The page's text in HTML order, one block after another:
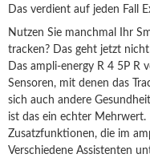
Das verdient auf jeden Fall
Nutzen Sie manchmal Ihr
tracken? Das geht jetzt
Das ampli-energy R 4 5P R
Sensoren, mit denen das
sich auch andere
ist das ein echter
Zusatzfunktionen, die im
Verschiedene Assistenten